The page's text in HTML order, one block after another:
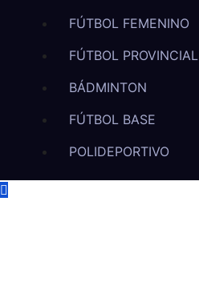
FÚTBOL FEMENINO
FÚTBOL PROVINCIAL
BÁDMINTON
FÚTBOL BASE
POLIDEPORTIVO